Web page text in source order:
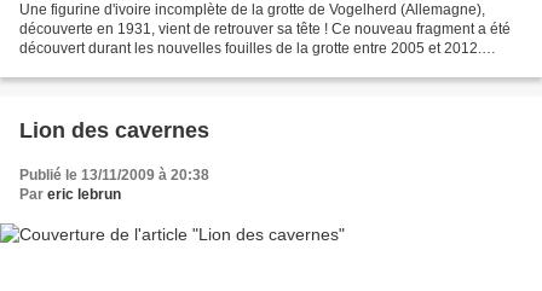
Une figurine d'ivoire incomplète de la grotte de Vogelherd (Allemagne),
découverte en 1931, vient de retrouver sa tête ! Ce nouveau fragment a été
découvert durant les nouvelles fouilles de la grotte entre 2005 et 2012.
Lion des cavernes
Publié le 13/11/2009 à 20:38
Par eric lebrun